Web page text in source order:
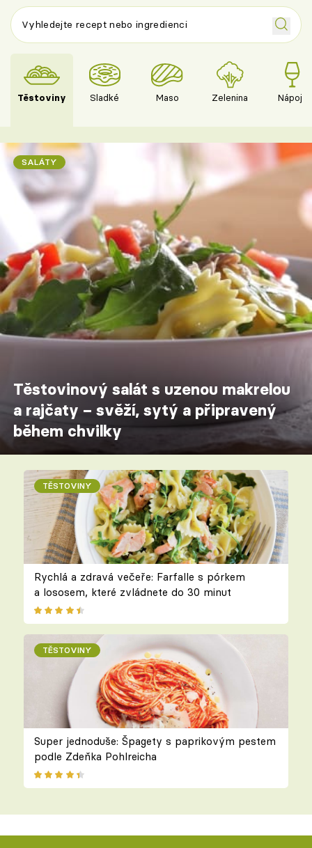
Těstoviny Sladké Maso Zelenina Nápoje
SALÁTY
Těstovinový salát s uzenou makrelou
a rajčaty – svěží, sytý a připravený
během chvilky
TĚSTOVINY
Rychlá a zdravá večeře: Farfalle s pórkem
a lososem, které zvládnete do 30 minut
TĚSTOVINY
Super jednoduše: Špagety s paprikovým pestem
podle Zdeňka Pohlreicha